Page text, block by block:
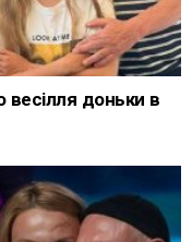
доньки в